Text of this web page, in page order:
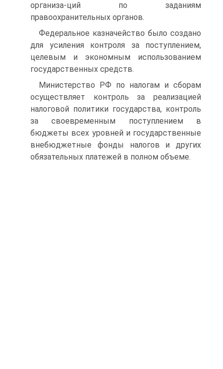
организа-ций по заданиям
правоохранительных органов.
Федеральное казначейство было создано
для усиления контроля за поступлением,
целевым и экономным использованием
государственных средств.
Министерство РФ по налогам и сборам
осуществляет контроль за реализацией
налоговой политики государства, контроль
за своевременным поступлением в
бюджеты всех уровней и государственные
внебюджетные фонды налогов и других
обязательных платежей в полном объеме.